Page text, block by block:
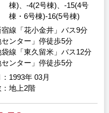
棟)、-4(2号棟)、-15(4号
棟・6号棟)-16(5号棟)
1993年 03月
線「花小金井」バス9分
センター」停徒歩5分
線「東久留米」バス12分
センター」停徒歩5分
地上2階